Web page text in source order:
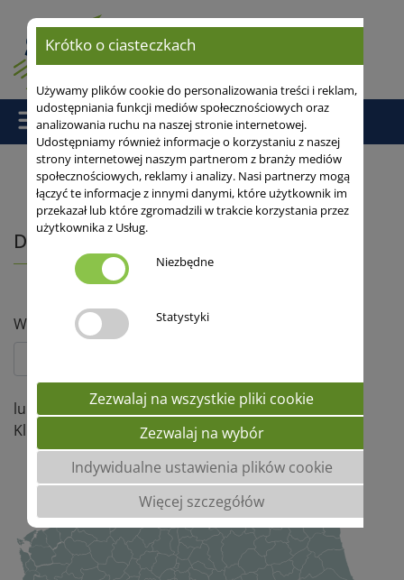
Strona główna/ Dystrybutorzy
Dystrybutorzy
Wybierz szukaną odmianę:
lub
Kliknij poniżej swój region:
Krótko o ciasteczkach
Używamy plików cookie do personalizowania treści i reklam,
udostępniania funkcji mediów społecznościowych oraz
analizowania ruchu na naszej stronie internetowej.
Udostępniamy również informacje o korzystaniu z naszej
strony internetowej naszym partnerom z branży mediów
społecznościowych, reklamy i analizy. Nasi partnerzy mogą
łączyć te informacje z innymi danymi, które użytkownik im
przekazał lub które zgromadzili w trakcie korzystania przez
użytkownika z Usług.
Niezbędne
Statystyki
Zezwalaj na wszystkie pliki cookie
Zezwalaj na wybór
Indywidualne ustawienia plików cookie
Więcej szczegółów